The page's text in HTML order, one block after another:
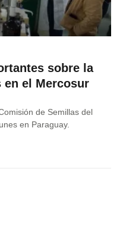
sobre la
el Mercosur
de Semillas del
en Paraguay.